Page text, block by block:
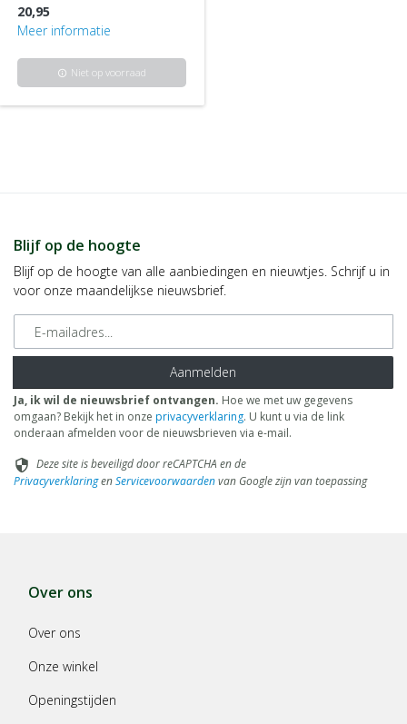
20,95
Meer informatie
info Niet op voorraad
Blijf op de hoogte
Blijf op de hoogte van alle aanbiedingen en nieuwtjes. Schrijf u in
voor onze maandelijkse nieuwsbrief.
E-mailadres
Aanmelden
Ja, ik wil de nieuwsbrief ontvangen. Hoe we met uw gegevens
omgaan? Bekijk het in onze privacyverklaring. U kunt u via de link
onderaan afmelden voor de nieuwsbrieven via e-mail.
security Deze site is beveiligd door reCAPTCHA en de
PrivacyverklaringenServicevoorwaardenvan Google zijn van toepassing
Over ons
Over ons
Onze winkel
Openingstijden